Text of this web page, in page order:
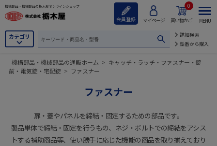
機構部品・機械部品の栃木屋オンラインショップ
会員登録 マイページ 買い物かご
0
カテゴリ
詳細検索
型番から購入
MENU
機構部品・機械部品の通販ホーム > キャッチ・ラッチ・ファスナー・錠
前・電気錠・宅配錠 > ファスナー
ファスナー
扉・蓋やパネルを締結・固定するための部品です。
製品単体で締結・固定を行うもの、ネジ・ボルトでの締結をアシス
トする補助商品等、使い勝手に応じた機能の商品を取り揃えており